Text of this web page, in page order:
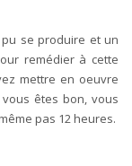
se produire et un
remédier à cette
mettre en oeuvre
êtes bon, vous
pas 12 heures.